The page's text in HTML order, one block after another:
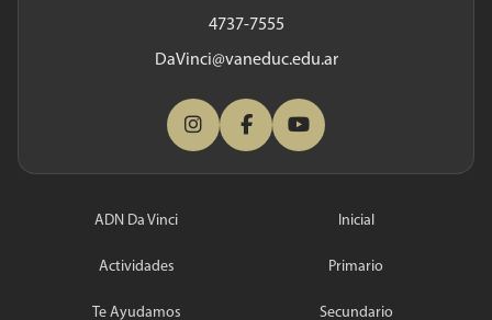
4737-7555
DaVinci@vaneduc.edu.ar
ADN Da Vinci Inicial
Actividades Primario
Te Ayudamos Secundario